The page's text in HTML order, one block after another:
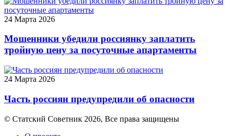
24 Марта 2026
Мошенники убедили россиянку заплатить
тройную цену за посуточные апартаменты
24 Марта 2026
Часть россиян предупредили об опасности
© Статский Советник 2026, Все права защищены